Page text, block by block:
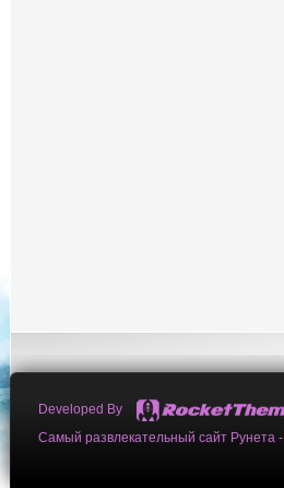
Developed By
Самый развлекательный сайт Рунета -